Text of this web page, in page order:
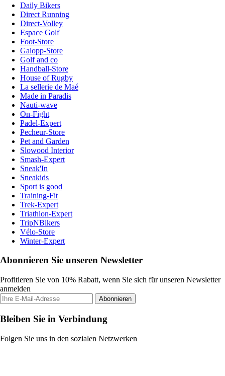
Daily Bikers
Direct Running
Direct-Volley
Espace Golf
Foot-Store
Galopp-Store
Golf and co
Handball-Store
House of Rugby
La sellerie de Maé
Made in Paradis
Nauti-wave
On-Fight
Padel-Expert
Pecheur-Store
Pet and Garden
Slowood Interior
Smash-Expert
Sneak'In
Sneakids
Sport is good
Training-Fit
Trek-Expert
Triathlon-Expert
TripNBikers
Vélo-Store
Winter-Expert
Abonnieren Sie unseren Newsletter
Profitieren Sie von 10% Rabatt, wenn Sie sich für unseren Newsletter
anmelden
Abonnieren
Bleiben Sie in Verbindung
Folgen Sie uns in den sozialen Netzwerken